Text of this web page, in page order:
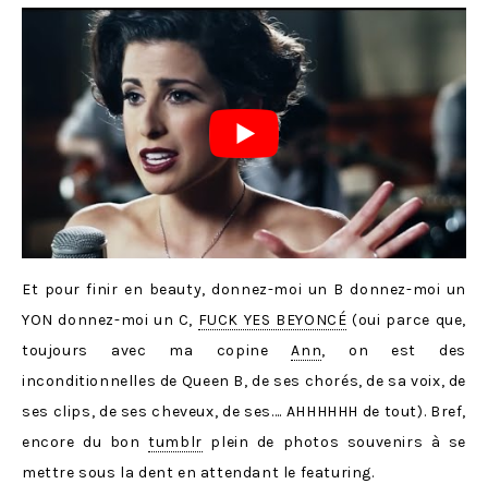
Et pour finir en beauty, donnez-moi un B donnez-moi un
YON donnez-moi un C, FUCK YES BEYONCÉ (oui parce que,
toujours avec ma copineAnn, on est des
inconditionnelles de Queen B, de ses chorés, de sa voix, de
ses clips, de ses cheveux, de ses…. AHHHHHH de tout). Bref,
encore du bontumblr plein de photos souvenirs à se
mettre sous la dent en attendant le featuring.